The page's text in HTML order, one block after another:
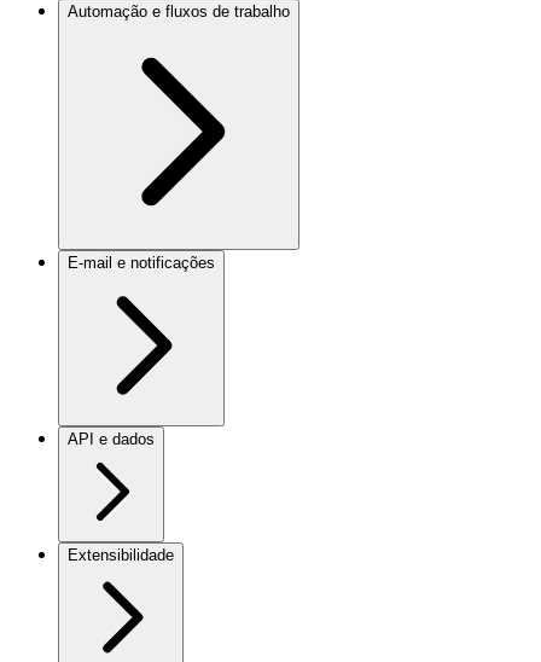
Automação e fluxos de trabalho
E-mail e notificações
API e dados
Extensibilidade